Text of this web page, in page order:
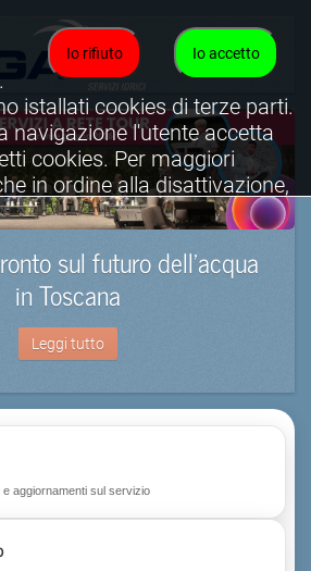
sul futuro dell’acqua
in Toscana
Leggi tutto
aggiornamenti sul servizio
Io accetto
Io rifiuto
istallati cookies di terze parti.
navigazione l'utente accetta
cookies. Per maggiori
in ordine alla disattivazione,
l'informativa cookies
completa.